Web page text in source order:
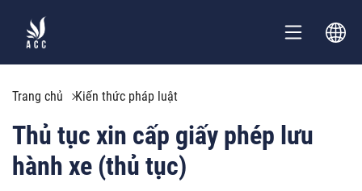
Trang chủ Kiến thức pháp luật
Thủ tục xin cấp giấy phép lưu
hành xe (thủ tục)